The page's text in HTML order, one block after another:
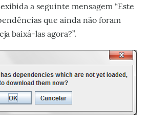
a seguinte mensagem “Este
que ainda não foram
baixá-las agora?”.